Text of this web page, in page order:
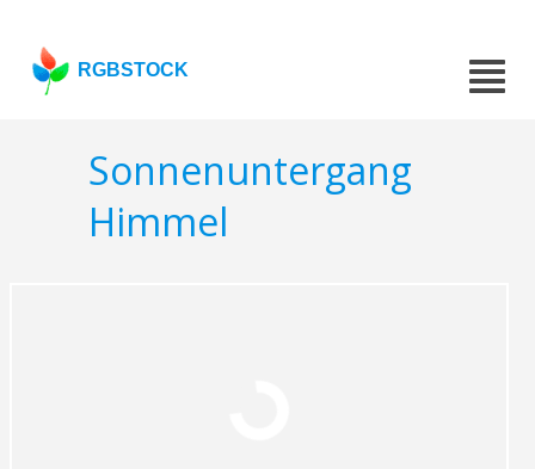
RGBSTOCK
Sonnenuntergang
Himmel